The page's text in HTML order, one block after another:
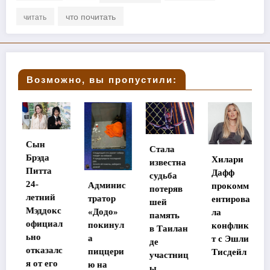
читать что почитать
Возможно, вы пропустили:
Сын
Брэда
Питта
24-
летний
Мэддокс
официал
ьно
отказалс
я от его
Админис
тратор
«Додо»
покинул
пиццери
ю на
Стала
известна
судьба
потеряв
шей
память
в Таилан
участниц
Хилари
Дафф
прокомм
ентирова
конфлик
т с Эшли
Тисдейл